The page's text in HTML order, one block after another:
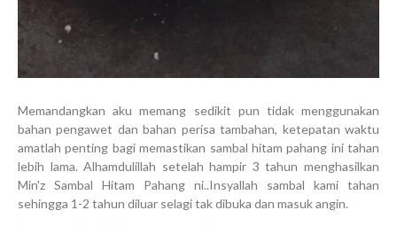
Memandangkan aku memang sedikit pun tidak menggunakan
bahan pengawet dan bahan perisa tambahan, ketepatan waktu
amatlah penting bagi memastikan sambal hitam pahang ini tahan
lebih lama. Alhamdulillah setelah hampir 3 tahun menghasilkan
Min'z Sambal Hitam Pahang ni..Insyallah sambal kami tahan
sehingga 1-2 tahun diluar selagi tak dibuka dan masuk angin.